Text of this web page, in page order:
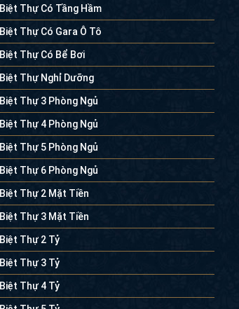
Biệt Thự Có Tầng Hầm
Biệt Thự Có Gara Ô Tô
Biệt Thự Có Bể Bơi
Biệt Thự Nghỉ Dưỡng
Biệt Thự 3 Phòng Ngủ
Biệt Thự 4 Phòng Ngủ
Biệt Thự 5 Phòng Ngủ
Biệt Thự 6 Phòng Ngủ
Biệt Thự 2 Mặt Tiền
Biệt Thự 3 Mặt Tiền
Biệt Thự 2 Tỷ
Biệt Thự 3 Tỷ
Biệt Thự 4 Tỷ